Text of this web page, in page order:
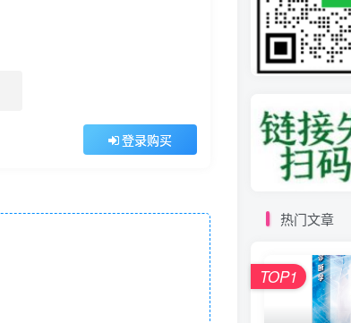
登录购买
热门文章
TOP1